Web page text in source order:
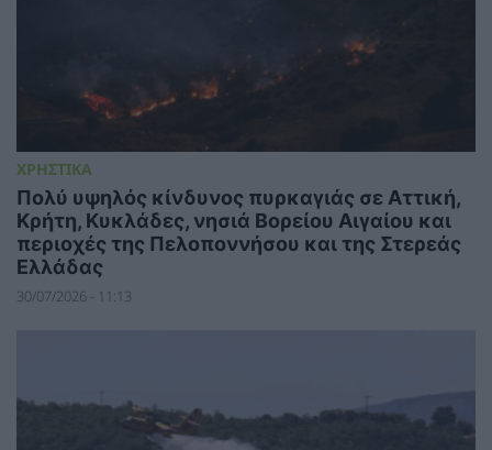
ΧΡΗΣΤΙΚΑ
Πολύ υψηλός κίνδυνος πυρκαγιάς σε Αττική,
Κρήτη, Κυκλάδες, νησιά Βορείου Αιγαίου και
περιοχές της Πελοποννήσου και της Στερεάς
Ελλάδας
30/07/2026 - 11:13